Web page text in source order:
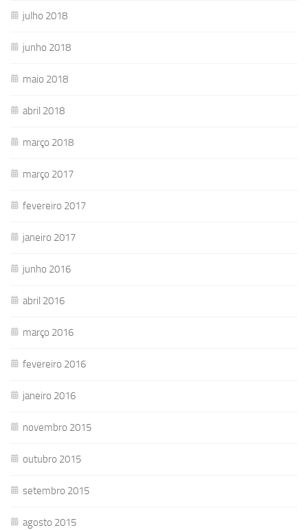
julho 2018
junho 2018
maio 2018
abril 2018
março 2018
março 2017
fevereiro 2017
janeiro 2017
junho 2016
abril 2016
março 2016
fevereiro 2016
janeiro 2016
novembro 2015
outubro 2015
setembro 2015
agosto 2015